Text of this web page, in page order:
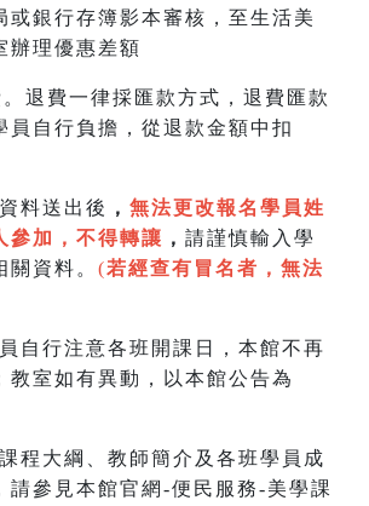
或銀行存簿影本審核，至生活美
辦理優惠差額
退費一律採匯款方式，退費匯款
員自行負擔，從退款金額中扣
料送出後 ， 無法更改報名學員姓
參加，不得轉讓 ， 請謹慎輸入學
關資料。 (若經查有冒名者，無法
自行注意各班開課日，本館不再
教室如有異動，以本館公告為
程大綱、教師簡介及各班學員成
請參見本館官網-便民服務-美學課